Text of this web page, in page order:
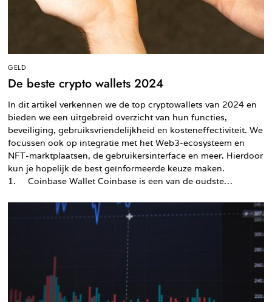
GELD
De beste crypto wallets 2024
In dit artikel verkennen we de top cryptowallets van 2024 en
bieden we een uitgebreid overzicht van hun functies,
beveiliging, gebruiksvriendelijkheid en kosteneffectiviteit. We
focussen ook op integratie met het Web3-ecosysteem en
NFT-marktplaatsen, de gebruikersinterface en meer. Hierdoor
kun je hopelijk de best geïnformeerde keuze maken.
1. Coinbase Wallet Coinbase is een van de oudste…